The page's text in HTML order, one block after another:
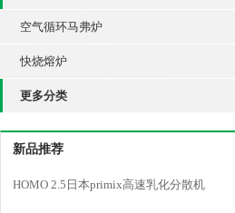
空气循环马弗炉
快烧熔炉
更多分类
新品推荐
HOMO 2.5日本primix高速乳化分散机